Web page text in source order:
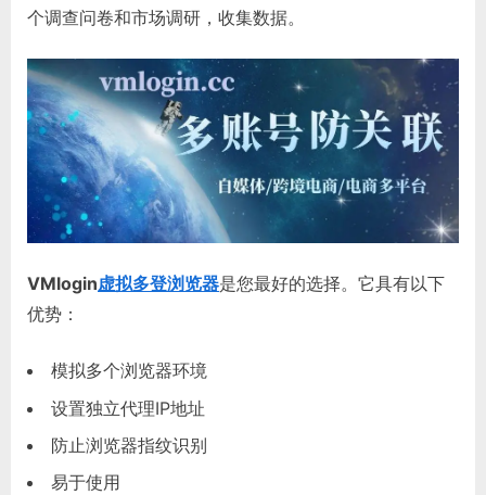
个调查问卷和市场调研，收集数据。
VMlogin虚拟多登浏览器是您最好的选择。它具有以下
优势：
模拟多个浏览器环境
设置独立代理IP地址
防止浏览器指纹识别
易于使用